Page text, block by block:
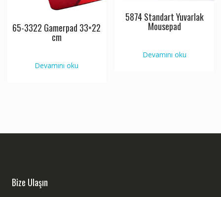
65-3322 Gamerpad 33×22
cm
Devamını oku
5874 Standart Yuvarlak
Mousepad
Devamını oku
Bize Ulaşın